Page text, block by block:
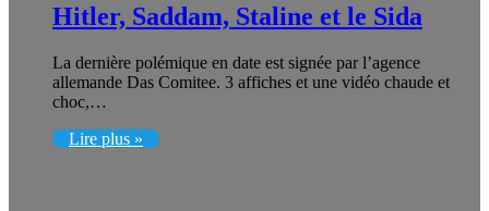
Hitler, Saddam, Staline et le Sida
La dernière polémique en date est signée par l’agence
allemande Das Comitee. 3 affiches et une vidéo chaude et
choc,…
Lire plus »